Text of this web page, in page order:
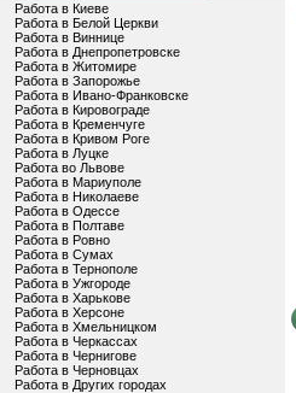
Работа в Киеве
Работа в Белой Церкви
Работа в Виннице
Работа в Днепропетровске
Работа в Житомире
Работа в Запорожье
Работа в Ивано-Франковске
Работа в Кировограде
Работа в Кременчуге
Работа в Кривом Роге
Работа в Луцке
Работа во Львове
Работа в Мариуполе
Работа в Николаеве
Работа в Одессе
Работа в Полтаве
Работа в Ровно
Работа в Сумах
Работа в Тернополе
Работа в Ужгороде
Работа в Харькове
Работа в Херсоне
Работа в Хмельницком
Работа в Черкассах
Работа в Чернигове
Работа в Черновцах
Работа в Других городах